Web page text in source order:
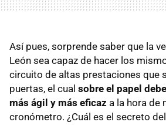
Así pues, sorprende saber que la
León sea capaz de hacer los
circuito de altas prestaciones que
puertas, el cual sobre el papel
más ágil y más eficaz a la hora de
cronómetro. ¿Cuál es el secreto